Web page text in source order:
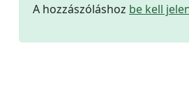
A hozzászóláshoz be kell